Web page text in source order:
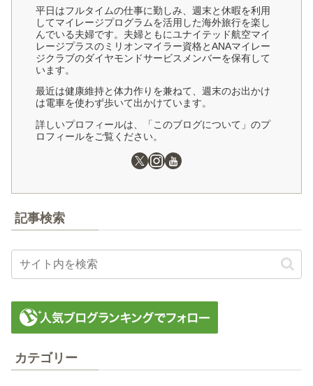
平日はフルタイムの仕事に勤しみ、週末と休暇を利用
してマイレージプログラムを活用した海外旅行を楽し
んでいる夫婦です。夫婦ともにユナイテッド航空マイ
レージプラスのミリオンマイラー資格とANAマイレー
ジクラブのダイヤモンドサービスメンバーを保有して
います。
最近は健康維持と体力作りを兼ねて、週末のお出かけ
は電車を使わず歩いて出かけています。
詳しいプロフィールは、「このブログについて」のプ
ロフィールをご覧ください。
記事検索
カテゴリー